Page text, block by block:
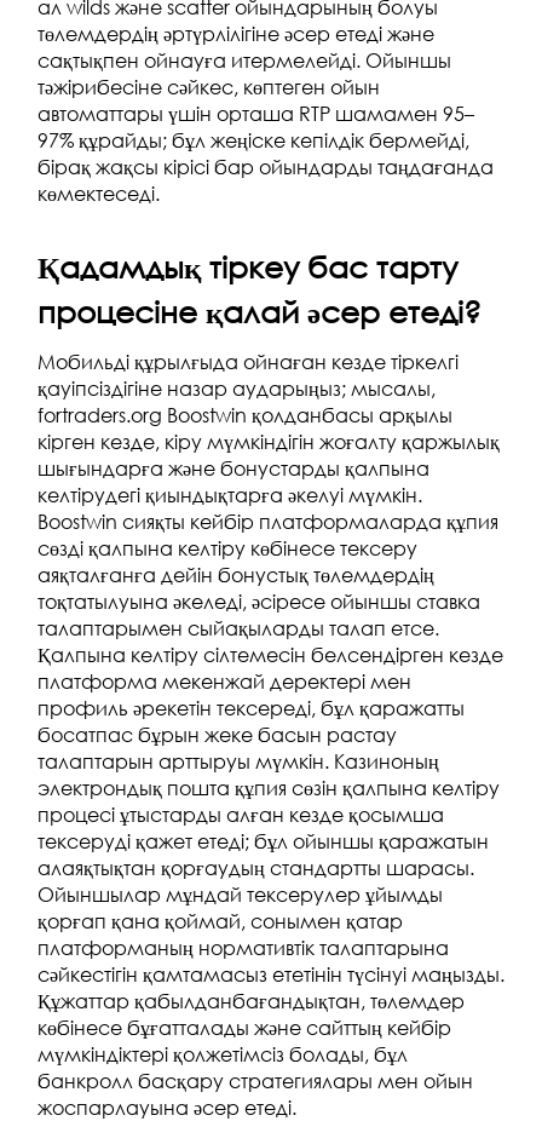
ал wilds және scatter ойындарының болуы
төлемдердің әртүрлілігіне әсер етеді және
сақтықпен ойнауға итермелейді. Ойыншы
тәжірибесіне сәйкес, көптеген ойын
автоматтары үшін орташа RTP шамамен 95–
97% құрайды; бұл жеңіске кепілдік бермейді,
бірақ жақсы кірісі бар ойындарды таңдағанда
көмектеседі.
Қадамдық тіркеу бас тарту
процесіне қалай әсер етеді?
Мобильді құрылғыда ойнаған кезде тіркелгі
қауіпсіздігіне назар аударыңыз; мысалы,
fortraders.org Boostwin қолданбасы арқылы
кірген кезде, кіру мүмкіндігін жоғалту қаржылық
шығындарға және бонустарды қалпына
келтірудегі қиындықтарға әкелуі мүмкін.
Boostwin сияқты кейбір платформаларда құпия
сөзді қалпына келтіру көбінесе тексеру
аяқталғанға дейін бонустық төлемдердің
тоқтатылуына әкеледі, әсіресе ойыншы ставка
талаптарымен сыйақыларды талап етсе.
Қалпына келтіру сілтемесін белсендірген кезде
платформа мекенжай деректері мен
профиль әрекетін тексереді, бұл қаражатты
босатпас бұрын жеке басын растау
талаптарын арттыруы мүмкін. Казиноның
электрондық пошта құпия сөзін қалпына келтіру
процесі ұтыстарды алған кезде қосымша
тексеруді қажет етеді; бұл ойыншы қаражатын
алаяқтықтан қорғаудың стандартты шарасы.
Ойыншылар мұндай тексерулер ұйымды
қорғап қана қоймай, сонымен қатар
платформаның нормативтік талаптарына
сәйкестігін қамтамасыз ететінін түсінуі маңызды.
Құжаттар қабылданбағандықтан, төлемдер
көбінесе бұғатталады және сайттың кейбір
мүмкіндіктері қолжетімсіз болады, бұл
банкролл басқару стратегиялары мен ойын
жоспарлауына әсер етеді.